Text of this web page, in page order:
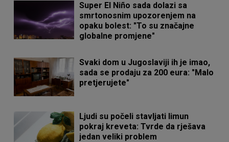
Super El Niño sada dolazi sa
smrtonosnim upozorenjem na
opaku bolest: "To su značajne
globalne promjene"
Svaki dom u Jugoslaviji ih je imao,
sada se prodaju za 200 eura: "Malo
pretjerujete"
Ljudi su počeli stavljati limun
pokraj kreveta: Tvrde da rješava
jedan veliki problem